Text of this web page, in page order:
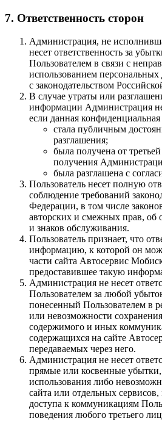
7. Ответственность сторон
Администрация, не
несет ответственность за
Пользователем в связи с
использованием
с законодательством
В случае утраты или
информации Администрация не
если данная
стала публичным
разглашения;
была получена от
получения
была разглашена с
Пользователь несет полную
соблюдение требований
Федерации, в том числе
авторских и смежных прав, об
и знаков обслуживания.
Пользователь признает, что
информацию, к которой он
части сайта Автосервис
предоставившее такую
Администрация не несет
Пользователем за любой
понесенный Пользователем в
или невозможности
содержимого и иных
содержащихся на сайте
передаваемых через него.
Администрация не несет
прямые или косвенные
использования либо
сайта или отдельных
доступа к коммуникациям
поведения любого третьего